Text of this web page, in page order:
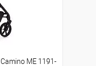
ME 1191-